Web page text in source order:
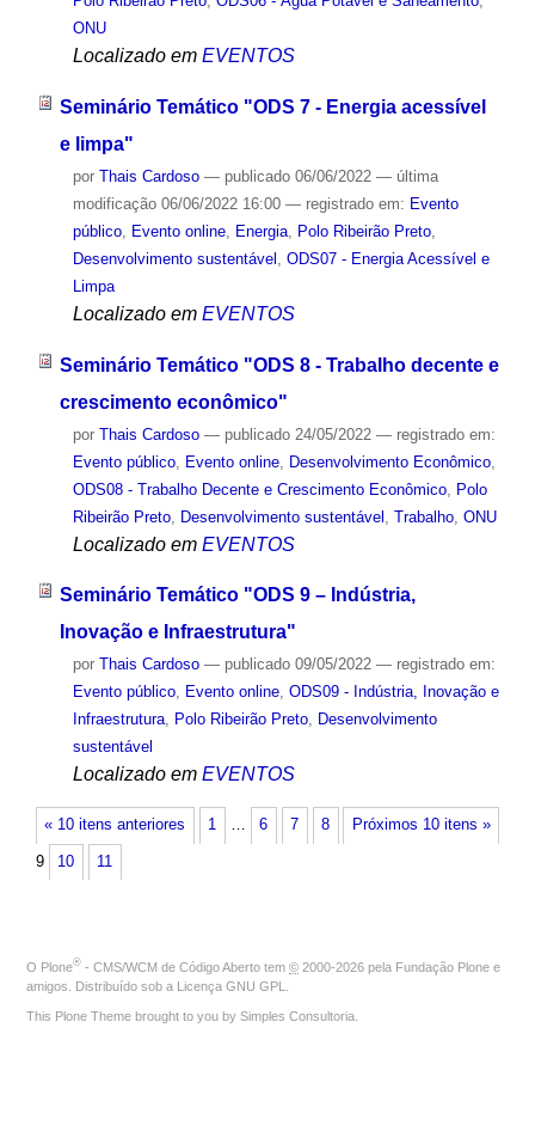
ONU
Localizado em EVENTOS
Seminário Temático "ODS 7 - Energia acessível
e limpa"
por Thais Cardoso — publicado06/06/2022 — última
modificação06/06/2022 16:00 — registrado em: Evento
público, Evento online, Energia, Polo Ribeirão Preto,
Desenvolvimento sustentável
ODS07 - Energia Acessível e
Limpa
Localizado em EVENTOS
Seminário Temático "ODS 8 - Trabalho decente e
crescimento econômico"
por Thais Cardoso — publicado24/05/2022 — registrado em:
Evento público, Evento online, Desenvolvimento Econômico,
ODS08 - Trabalho Decente e Crescimento Econômico, Polo
Ribeirão Preto, Desenvolvimento sustentável Trabalho, ONU
Localizado em EVENTOS
Seminário Temático "ODS 9 – Indústria,
Inovação e Infraestrutura"
por Thais Cardoso — publicado09/05/2022 — registrado em:
Evento público, Evento online, ODS09 - Indústria, Inovação e
Infraestrutura, Polo Ribeirão Preto, Desenvolvimento
sustentável
Localizado em EVENTOS
« 10 itens anteriores Próximos 10 itens »
1 … 6 7 8
9 10 11
O Plone® - CMS/WCM de Código Aberto tem © 2000-2026 pela Fundação Plone e
amigos. Distribuído sob a Licença GNU GPL
This Plone Theme brought to you by Simples Consultoria